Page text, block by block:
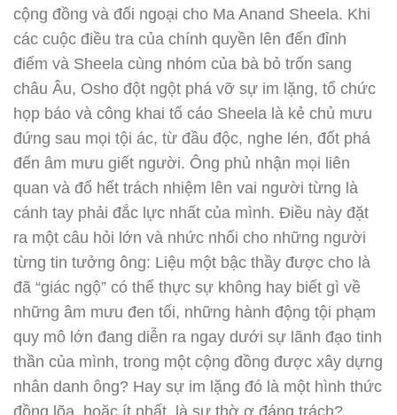
cộng đồng và đối ngoại cho Ma Anand Sheela. Khi
các cuộc điều tra của chính quyền lên đến đỉnh
điểm và Sheela cùng nhóm của bà bỏ trốn sang
châu Âu, Osho đột ngột phá vỡ sự im lặng, tổ chức
họp báo và công khai tố cáo Sheela là kẻ chủ mưu
đứng sau mọi tội ác, từ đầu độc, nghe lén, đốt phá
đến âm mưu giết người. Ông phủ nhận mọi liên
quan và đổ hết trách nhiệm lên vai người từng là
cánh tay phải đắc lực nhất của mình. Điều này đặt
ra một câu hỏi lớn và nhức nhối cho những người
từng tin tưởng ông: Liệu một bậc thầy được cho là
đã “giác ngộ” có thể thực sự không hay biết gì về
những âm mưu đen tối, những hành động tội phạm
quy mô lớn đang diễn ra ngay dưới sự lãnh đạo tinh
thần của mình, trong một cộng đồng được xây dựng
nhân danh ông? Hay sự im lặng đó là một hình thức